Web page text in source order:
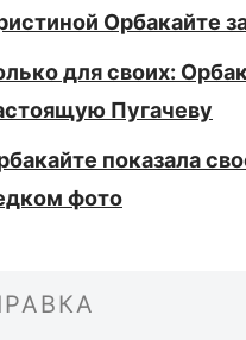
Орбакайте
для своих:
Пугачеву
показала
фото